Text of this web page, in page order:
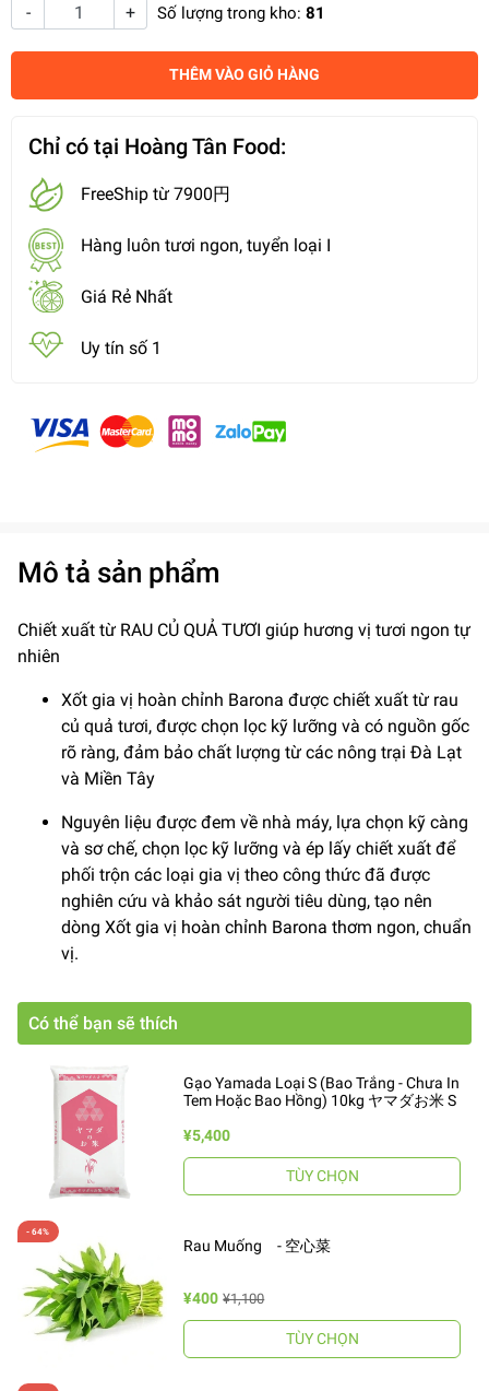
- + Số lượng trong kho: 81
THÊM VÀO GIỎ HÀNG
Chỉ có tại Hoàng Tân Food:
FreeShip từ 7900円
Hàng luôn tươi ngon, tuyển loại I
Giá Rẻ Nhất
Uy tín số 1
Mô tả sản phẩm
Chiết xuất từ RAU CỦ QUẢ TƯƠI giúp hương vị tươi ngon tự
nhiên
Xốt gia vị hoàn chỉnh Barona được chiết xuất từ rau
củ quả tươi, được chọn lọc kỹ lưỡng và có nguồn gốc
rõ ràng, đảm bảo chất lượng từ các nông trại Đà Lạt
và Miền Tây
Nguyên liệu được đem về nhà máy, lựa chọn kỹ càng
và sơ chế, chọn lọc kỹ lưỡng và ép lấy chiết xuất để
phối trộn các loại gia vị theo công thức đã được
nghiên cứu và khảo sát người tiêu dùng, tạo nên
dòng Xốt gia vị hoàn chỉnh Barona thơm ngon, chuẩn
vị.
Có thể bạn sẽ thích
Gạo Yamada Loại S (Bao Trắng - Chưa In
Tem Hoặc Bao Hồng) 10kg ヤマダお米 S
¥5,400
TÙY CHỌN
Rau Muống - 空心菜
¥400 ¥1,100
TÙY CHỌN